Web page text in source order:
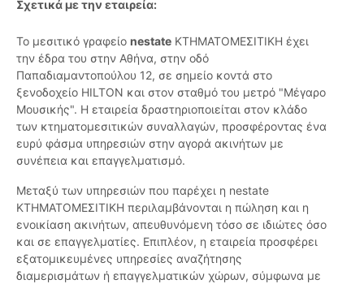
Σχετικά με την εταιρεία:
Το μεσιτικό γραφείο nestate ΚΤΗΜΑΤΟΜΕΣΙΤΙΚΗ έχει
την έδρα του στην Αθήνα, στην οδό
Παπαδιαμαντοπούλου 12, σε σημείο κοντά στο
ξενοδοχείο HILTON και στον σταθμό του μετρό "Μέγαρο
Μουσικής". Η εταιρεία δραστηριοποιείται στον κλάδο
των κτηματομεσιτικών συναλλαγών, προσφέροντας ένα
ευρύ φάσμα υπηρεσιών στην αγορά ακινήτων με
συνέπεια και επαγγελματισμό.
Μεταξύ των υπηρεσιών που παρέχει η nestate
ΚΤΗΜΑΤΟΜΕΣΙΤΙΚΗ περιλαμβάνονται η πώληση και η
ενοικίαση ακινήτων, απευθυνόμενη τόσο σε ιδιώτες όσο
και σε επαγγελματίες. Επιπλέον, η εταιρεία προσφέρει
εξατομικευμένες υπηρεσίες αναζήτησης
διαμερισμάτων ή επαγγελματικών χώρων, σύμφωνα με